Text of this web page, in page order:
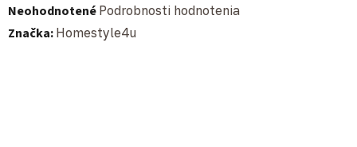
Priemerné hodnotenie produktu je 0,0 z 5 hviezdičiek.
Neohodnotené Podrobnosti hodnotenia
Značka: Homestyle4u